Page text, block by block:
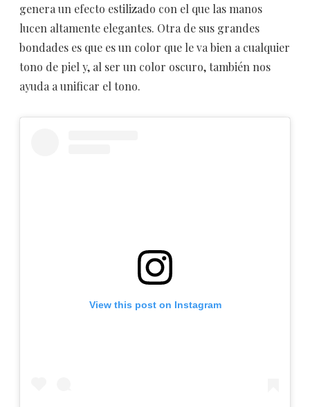
genera un efecto estilizado con el que las manos
lucen altamente elegantes. Otra de sus grandes
bondades es que es un color que le va bien a cualquier
tono de piel y, al ser un color oscuro, también nos
ayuda a unificar el tono.
View this post on Instagram